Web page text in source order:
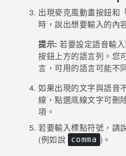
校園專案
銷售通路
VIVELAND
出現麥克風動畫按鈕和
時，說出想要輸入的內
提示: 若要設定語音輸
按鈕上方的語言列。您
言，可用的語言可能不
如果出現的文字與語音
線，點選底線文字可刪
項。
若要輸入標點符號，請
(例如說
comma )。